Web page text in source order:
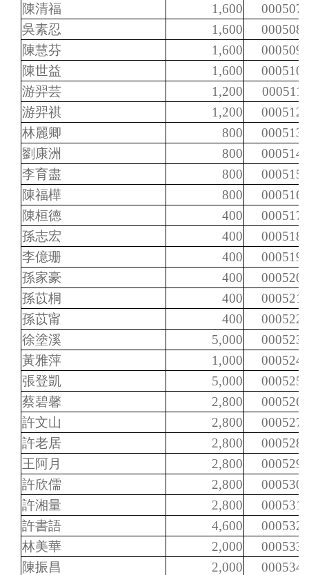
陳清福
1,600
000507
吳素忍
1,600
000508
陳慧芬
1,600
000509
陳世益
1,600
000510
游羿芸
1,200
000511
游羿祺
1,200
000512
林麗卿
800
000513
劉康洲
800
000514
李育盡
800
000515
陳福樺
800
000516
陳桓德
400
000517
孫志宏
400
000518
李億珊
400
000519
孫家豪
400
000520
孫苡桐
400
000521
孫苡甯
400
000522
徐塗溪
5,000
000523
黃雅萍
1,000
000524
張登凱
5,000
000525
蔡碧馨
2,800
000526
許文山
2,800
000527
許老居
2,800
000528
王阿月
2,800
000529
許欣儒
2,800
000530
許湘量
2,800
000531
許書語
4,600
000532
林美華
2,000
000533
陳振昌
2,000
000534